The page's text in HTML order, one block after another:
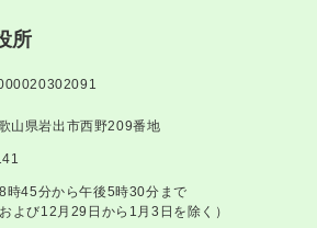
所
山県岩出市西野209番地
時45分から午後5時30分まで
よび12月29日から1月3日を除く）